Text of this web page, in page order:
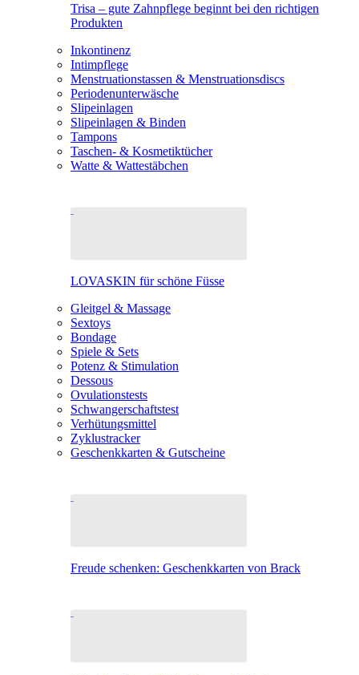
Trisa – gute Zahnpflege beginnt bei den richtigen
Produkten
Inkontinenz
Intimpflege
Menstruationstassen & Menstruationsdiscs
Periodenunterwäsche
Slipeinlagen
Slipeinlagen & Binden
Tampons
Taschen- & Kosmetiktücher
Watte & Wattestäbchen
LOVASKIN für schöne Füsse
Gleitgel & Massage
Sextoys
Bondage
Spiele & Sets
Potenz & Stimulation
Dessous
Ovulationstests
Schwangerschaftstest
Verhütungsmittel
Zyklustracker
Geschenkkarten & Gutscheine
Freude schenken: Geschenkkarten von Brack